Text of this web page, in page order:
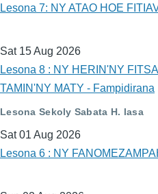
Lesona 7: NY ATAO HOE
Sat 15 Aug 2026
Lesona 8 : NY HERIN'NY
TAMIN'NY MATY - Fampidirana
Lesona Sekoly Sabata H. lasa
Sat 01 Aug 2026
Lesona 6 : NY